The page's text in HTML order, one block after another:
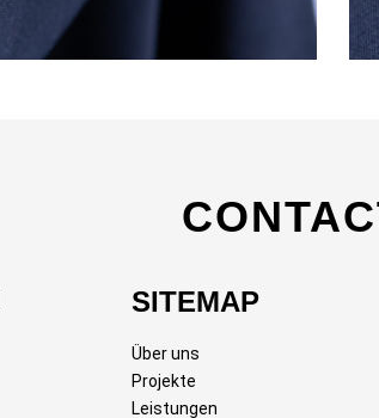
SITEMAP
Über uns
Projekte
Leistungen